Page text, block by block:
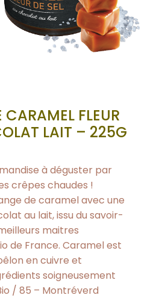
CARAMEL FLEUR
LAIT – 225G
à déguster par
crêpes chaudes !
de caramel avec une
au lait, issu du savoir-
maitres
de France. Caramel est
en cuivre et
soigneusement
/ 85 – Montréverd